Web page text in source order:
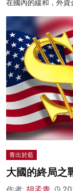
在國內的緩和，外資
青出於藍
大國的終局之